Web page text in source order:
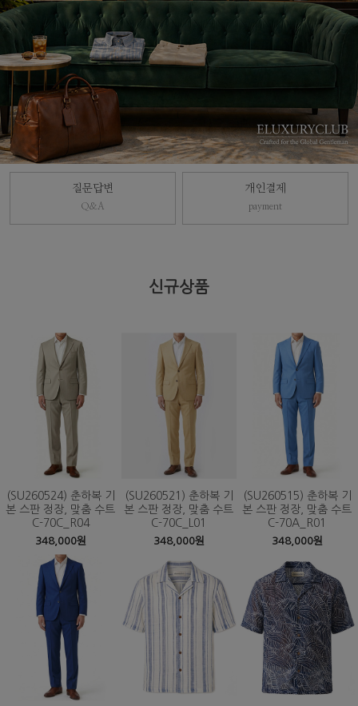
질문답변
Q&A
개인결제
payment
신규상품
(SU260524) 춘하복 기
본 스판 정장, 맞춤 수트
C-70C_R04
348,000원
(SU260521) 춘하복 기
본 스판 정장, 맞춤 수트
C-70C_L01
348,000원
(SU260515) 춘하복 기
본 스판 정장, 맞춤 수트
C-70A_R01
348,000원